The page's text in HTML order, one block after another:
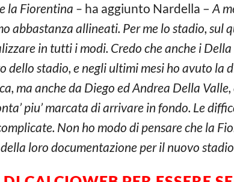
la Fiorentina – ha aggiunto Nardella – A
abbastanza allineati. Per me lo stadio, sul
in tutti i modi. Credo che anche i
dello stadio, e negli ultimi mesi ho avuto la
ma anche da Diego ed Andrea Della
piu’ marcata di arrivare in fondo. Le
Non ho modo di pensare che la
loro documentazione per il nuovo